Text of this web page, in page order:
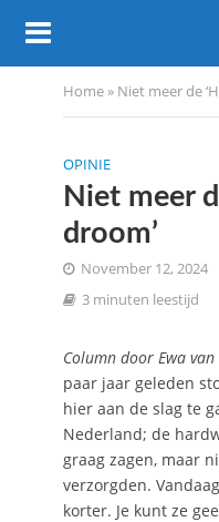
Home» Niet meer de
OPINIE
Niet meer
droom’
November 12, 2024
3 minuten leestijd
Column door Ewa
paar jaar geleden
hier aan de slag te
Nederland; de
graag zagen, maar
verzorgden.
korter. Je kunt ze